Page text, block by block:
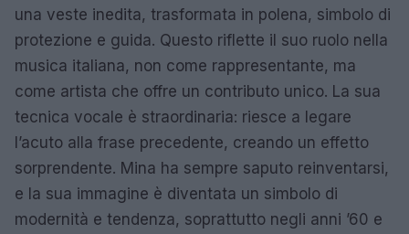
una veste inedita, trasformata in polena, simbolo di
protezione e guida. Questo riflette il suo ruolo nella
musica italiana, non come rappresentante, ma
come artista che offre un contributo unico. La sua
tecnica vocale è straordinaria: riesce a legare
l’acuto alla frase precedente, creando un effetto
sorprendente. Mina ha sempre saputo reinventarsi,
e la sua immagine è diventata un simbolo di
modernità e tendenza, soprattutto negli anni ’60 e